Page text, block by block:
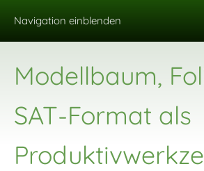
Navigation einblenden
Modellbaum,
SAT-Format als